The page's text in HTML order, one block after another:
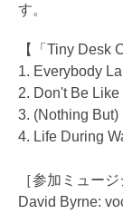
す。
【「Tiny Desk
1. Everybody
2. Don't Be Like
3. (Nothing But)
4. Life During
［参加ミュージ
David Byrne: